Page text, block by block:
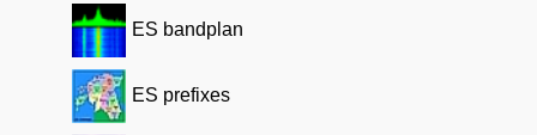
ES bandplan
ES prefixes